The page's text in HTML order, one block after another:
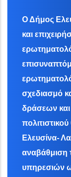
Ο Δήμος
και
σχεδιασμό
δράσεων και
Ελευσίνα-
αναβάθμιση
υπηρεσιών